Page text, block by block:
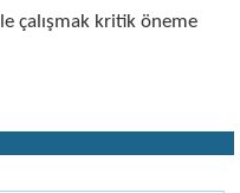
çalışmak kritik öneme